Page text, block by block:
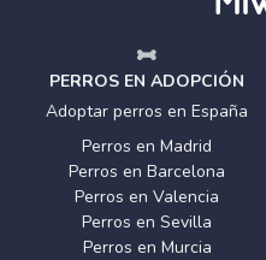
PERROS EN ADOPCIÓN
Adoptar perros en España
Perros en Madrid
Perros en Barcelona
Perros en Valencia
Perros en Sevilla
Perros en Murcia